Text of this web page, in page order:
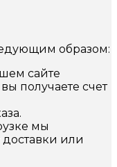
образом:
сайте
получаете счет
мы
или